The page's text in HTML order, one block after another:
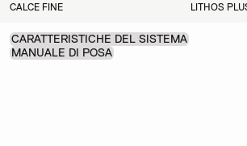
CALCE FINE LITHOS
CARATTERISTICHE DEL SISTEMA
MANUALE DI POSA